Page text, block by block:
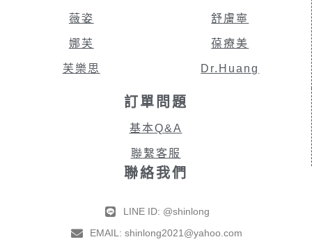
薇姿
娜芙
芙樂思
舒膚寧
葆療美
Dr.Huang
訂單問題
基本Q&A
聯繫客服
聯絡我們
LINE ID: @shinlong
EMAIL: shinlong2021@yahoo.com